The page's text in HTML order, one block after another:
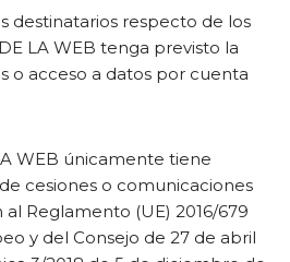
destinatarios respecto de los
LA WEB tenga previsto la
o acceso a datos por cuenta
WEB únicamente tiene
cesiones o comunicaciones
Reglamento (UE) 2016/679
y del Consejo de 27 de abril